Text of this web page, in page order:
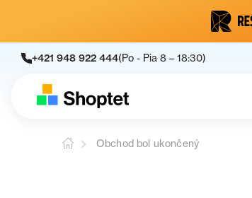
+421 948 922 444(Po - Pia 8 – 18:30)
Obchod bol ukončený